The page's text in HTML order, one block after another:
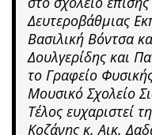
Δευτεροβάθμιας
Βασιλική Βόντσα
Δουλγερίδης και
το Γραφείο
Μουσικό Σχολείο
Τέλος ευχαριστεί
Κοζάνης κ. Αικ.